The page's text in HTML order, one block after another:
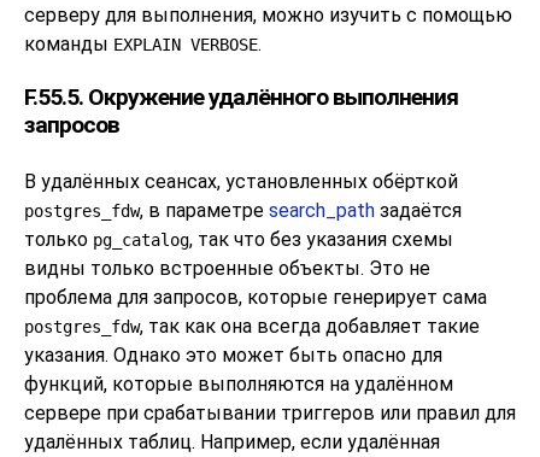
серверу для выполнения, можно изучить с помощью
команды EXPLAIN VERBOSE.
F.55.5. Окружение удалённого выполнения
запросов
В удалённых сеансах, установленных обёрткой
postgres_fdw, в параметре search_path задаётся
только pg_catalog, так что без указания схемы
видны только встроенные объекты. Это не
проблема для запросов, которые генерирует сама
postgres_fdw, так как она всегда добавляет такие
указания. Однако это может быть опасно для
функций, которые выполняются на удалённом
сервере при срабатывании триггеров или правил для
удалённых таблиц. Например, если удалённая